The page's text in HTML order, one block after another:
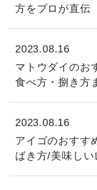
方をプロが直伝
2023.08.16
マトウダイのお
食べ方・捌き方
2023.08.16
アイゴのおすす
ばき方/美味しい